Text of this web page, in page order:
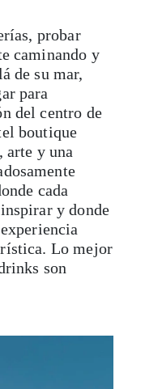
probar
caminando y
de su mar,
para
del centro de
boutique
arte y una
cada
y donde
Lo mejor
son